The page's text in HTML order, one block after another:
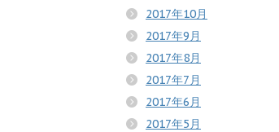
2017年10月
2017年9月
2017年8月
2017年7月
2017年6月
2017年5月